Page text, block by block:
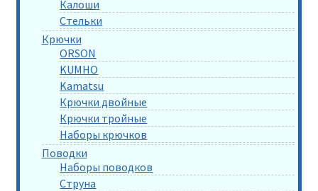
Калоши
Стельки
Крючки
ORSON
KUMHO
Kamatsu
Крючки двойные
Крючки тройные
Наборы крючков
Поводки
Наборы поводков
Струна